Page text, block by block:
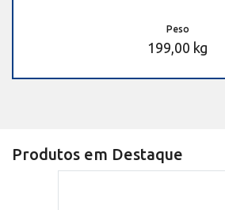
Peso
199,00 kg
Produtos em Destaque